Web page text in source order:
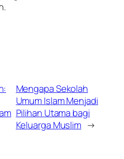
Mengapa Sekolah
Umum Islam Menjadi
Pilihan Utama bagi
Keluarga Muslim →